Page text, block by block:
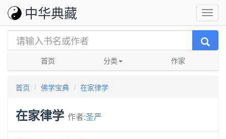
中华典藏
首页 分类 作家
首页 佛学宝典 在家律学
在家律学 作者:圣严